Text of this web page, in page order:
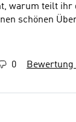
warum teilt ihr
schönen
0 Bewertung